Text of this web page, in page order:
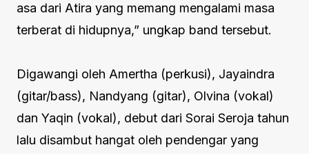
asa dari Atira yang memang mengalami masa
terberat di hidupnya,” ungkap band tersebut.
Digawangi oleh Amertha (perkusi), Jayaindra
(gitar/bass), Nandyang (gitar), Olvina (vokal)
dan Yaqin (vokal), debut dari Sorai Seroja tahun
lalu disambut hangat oleh pendengar yang